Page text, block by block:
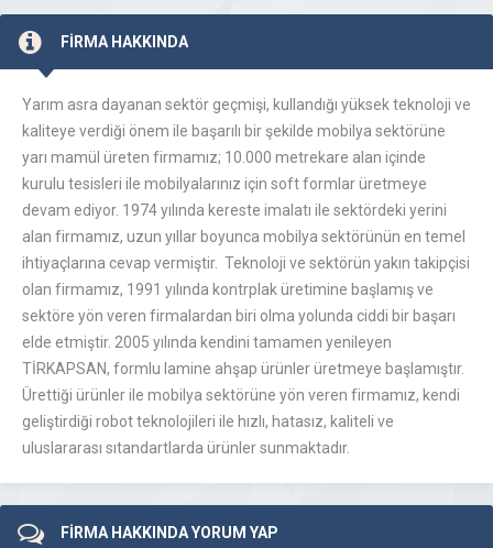
FİRMA HAKKINDA
Yarım asra dayanan sektör geçmişi, kullandığı yüksek teknoloji ve
kaliteye verdiği önem ile başarılı bir şekilde mobilya sektörüne
yarı mamül üreten firmamız; 10.000 metrekare alan içinde
kurulu tesisleri ile mobilyalarınız için soft formlar üretmeye
devam ediyor. 1974 yılında kereste imalatı ile sektördeki yerini
alan firmamız, uzun yıllar boyunca mobilya sektörünün en temel
ihtiyaçlarına cevap vermiştir. Teknoloji ve sektörün yakın takipçisi
olan firmamız, 1991 yılında kontrplak üretimine başlamış ve
sektöre yön veren firmalardan biri olma yolunda ciddi bir başarı
elde etmiştir. 2005 yılında kendini tamamen yenileyen
TİRKAPSAN, formlu lamine ahşap ürünler üretmeye başlamıştır.
Ürettiği ürünler ile mobilya sektörüne yön veren firmamız, kendi
geliştirdiği robot teknolojileri ile hızlı, hatasız, kaliteli ve
uluslararası sıtandartlarda ürünler sunmaktadır.
FİRMA HAKKINDA YORUM YAP